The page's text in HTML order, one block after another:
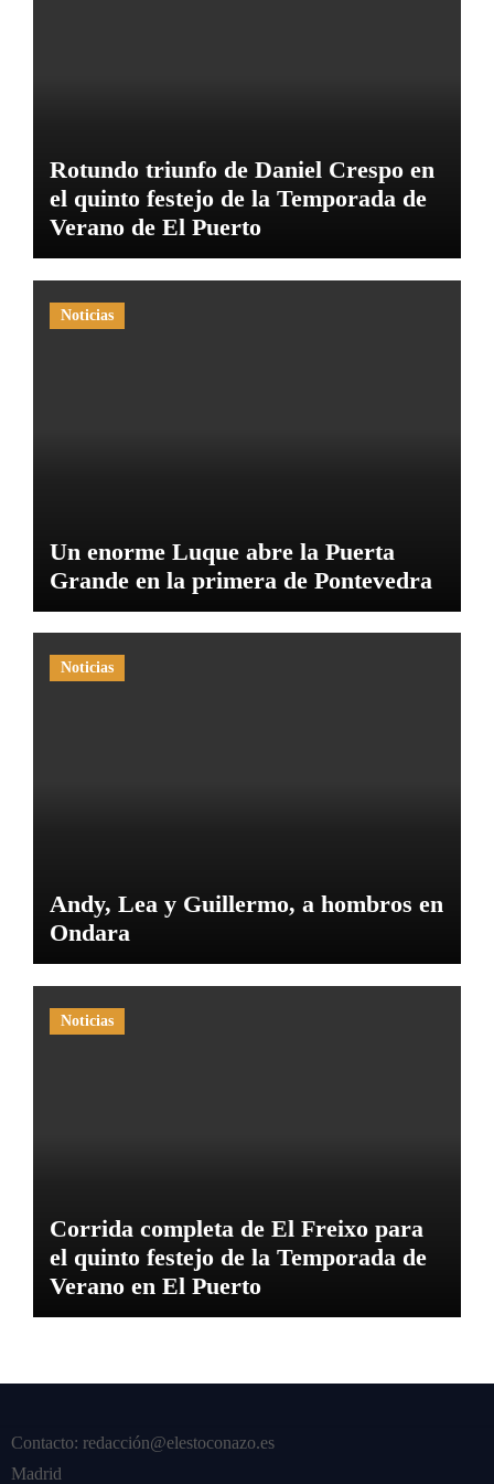
Rotundo triunfo de Daniel Crespo en
el quinto festejo de la Temporada de
Verano de El Puerto
Noticias
Un enorme Luque abre la Puerta
Grande en la primera de Pontevedra
Noticias
Andy, Lea y Guillermo, a hombros en
Ondara
Noticias
Corrida completa de El Freixo para
el quinto festejo de la Temporada de
Verano en El Puerto
Contacto: redacción@elestoconazo.es
Madrid